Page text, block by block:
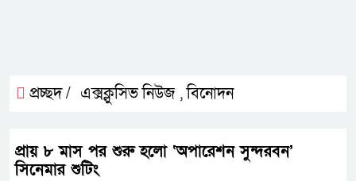
প্রচ্ছদ / এক্সক্লুসিভ নিউজ ,বিনোদন
প্রায় ৮ মাস পর শুরু হলো ‘অপারেশন সুন্দরবন’
সিনেমার শুটিং